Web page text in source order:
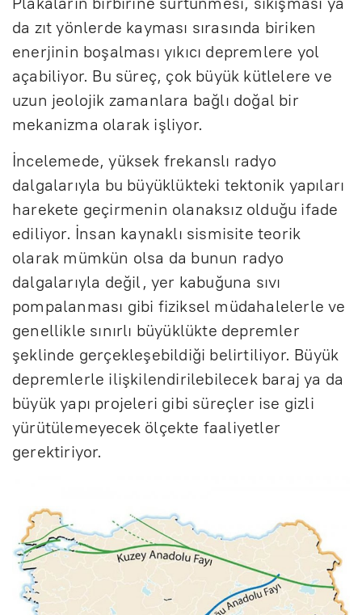
da zıt yönlerde kayması sırasında biriken
enerjinin boşalması yıkıcı depremlere yol
açabiliyor. Bu süreç, çok büyük kütlelere ve
uzun jeolojik zamanlara bağlı doğal bir
mekanizma olarak işliyor.
İncelemede, yüksek frekanslı radyo
dalgalarıyla bu büyüklükteki tektonik yapıları
harekete geçirmenin olanaksız olduğu ifade
ediliyor. İnsan kaynaklı sismisite teorik
olarak mümkün olsa da bunun radyo
dalgalarıyla değil, yer kabuğuna sıvı
pompalanması gibi fiziksel müdahalelerle ve
genellikle sınırlı büyüklükte depremler
şeklinde gerçekleşebildiği belirtiliyor. Büyük
depremlerle ilişkilendirilebilecek baraj ya da
büyük yapı projeleri gibi süreçler ise gizli
yürütülemeyecek ölçekte faaliyetler
gerektiriyor.